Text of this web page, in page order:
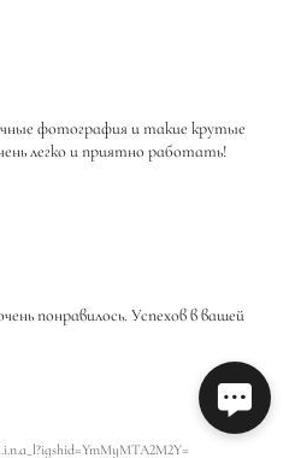
фотография и такие крутые
легко и приятно работать!
понравилось. Успехов в вашей